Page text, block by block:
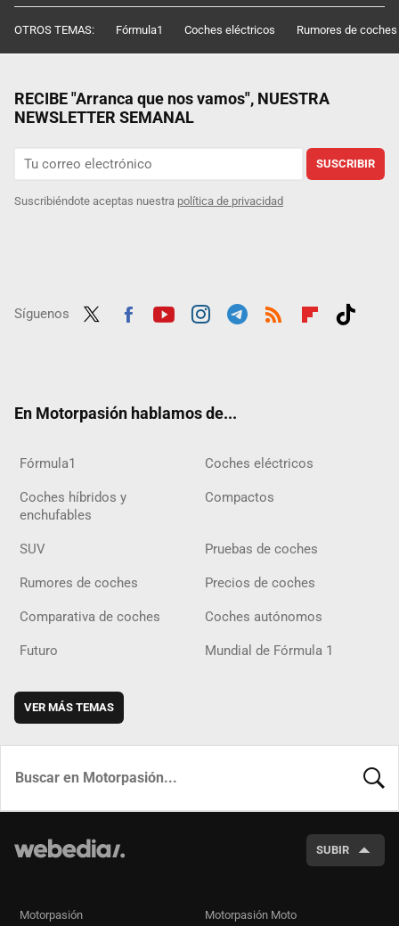
OTROS TEMAS: Fórmula1 Coches eléctricos Rumores de coches
RECIBE "Arranca que nos vamos", NUESTRA
NEWSLETTER SEMANAL
SUSCRIBIR
Suscribiéndote aceptas nuestra política de privacidad
Síguenos
En Motorpasión hablamos de...
Fórmula1 Coches eléctricos
Coches híbridos y
enchufables
Compactos
SUV Pruebas de coches
Rumores de coches Precios de coches
Comparativa de coches Coches autónomos
Futuro Mundial de Fórmula 1
VER MÁS TEMAS
SUBIR
Motorpasión Motorpasión Moto